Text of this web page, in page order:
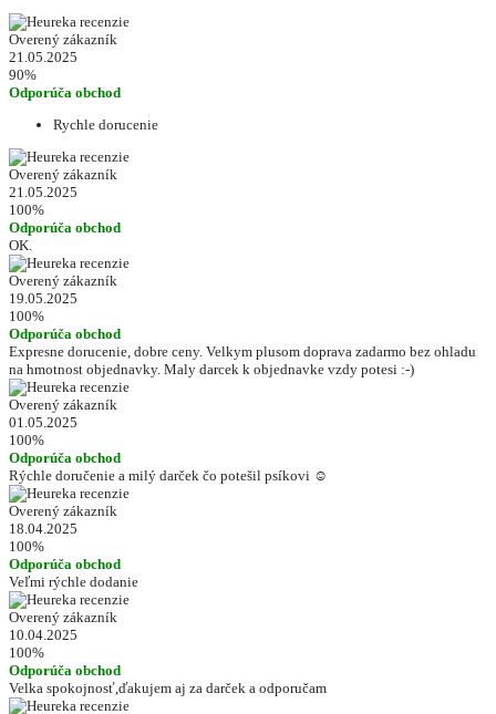
Overený zákazník
21.05.2025
90%
Odporúča obchod
Rychle dorucenie
Overený zákazník
21.05.2025
100%
Odporúča obchod
OK.
Overený zákazník
19.05.2025
100%
Odporúča obchod
Expresne dorucenie, dobre ceny. Velkym plusom doprava zadarmo bez ohladu
na hmotnost objednavky. Maly darcek k objednavke vzdy potesi :-)
Overený zákazník
01.05.2025
100%
Odporúča obchod
Rýchle doručenie a milý darček čo potešil psíkovi ☺️
Overený zákazník
18.04.2025
100%
Odporúča obchod
Veľmi rýchle dodanie
Overený zákazník
10.04.2025
100%
Odporúča obchod
Velka spokojnosť,ďakujem aj za darček a odporučam